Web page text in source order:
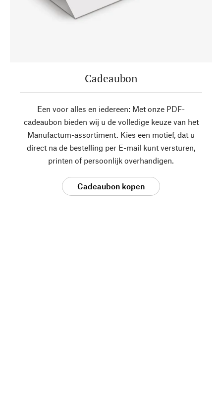
Cadeaubon
Een voor alles en iedereen: Met onze PDF-
cadeaubon bieden wij u de volledige keuze van het
Manufactum-assortiment. Kies een motief, dat u
direct na de bestelling per E-mail kunt versturen,
printen of persoonlijk overhandigen.
Cadeaubon kopen